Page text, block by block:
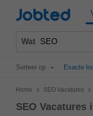
Jobted
Wat
Sorteer op Exacte
Home > SEO Vacatures >
SEO Vacatures